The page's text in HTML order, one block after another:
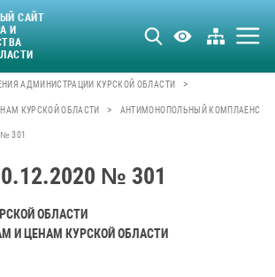
САЙТ
И
АДМИНИСТРАЦИИ КУРСКОЙ ОБЛАСТИ >
КУРСКОЙ ОБЛАСТИ > АНТИМОНОПОЛЬНЫЙ КОМПЛАЕНС
301
№ 301
ОБЛАСТИ
И ЦЕНАМ КУРСКОЙ ОБЛАСТИ